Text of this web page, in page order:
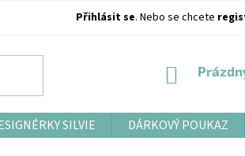
Přihlásit se. Nebo se chcete
SILVIE DÁRKOVÝ POUKAZ